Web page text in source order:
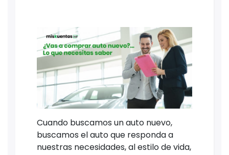
Cuando buscamos un auto nuevo,
buscamos el auto que responda a
nuestras necesidades, al estilo de vida,